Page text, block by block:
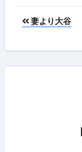
投妻より大谷